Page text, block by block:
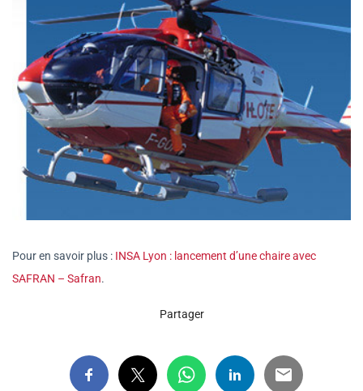
Pour en savoir plus : INSA Lyon : lancement d’une chaire avec
SAFRAN – Safran.
Partager